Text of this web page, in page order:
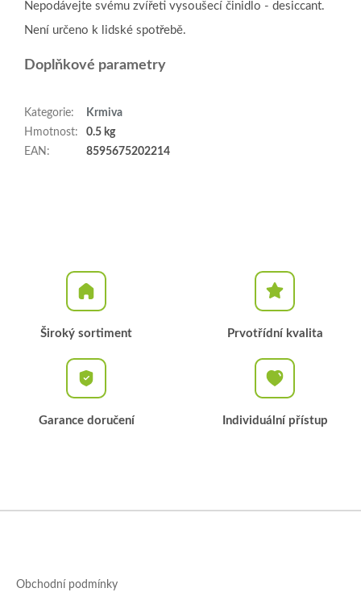
Nepodávejte svému zvířeti vysoušecí činidlo - desiccant.
Není určeno k lidské spotřebě.
Doplňkové parametry
Kategorie:
Krmiva
Hmotnost:
0.5 kg
EAN : 8595675202214
Široký sortiment Prvotřídní kvalita
Garance doručení Individuální přístup
Obchodní podmínky